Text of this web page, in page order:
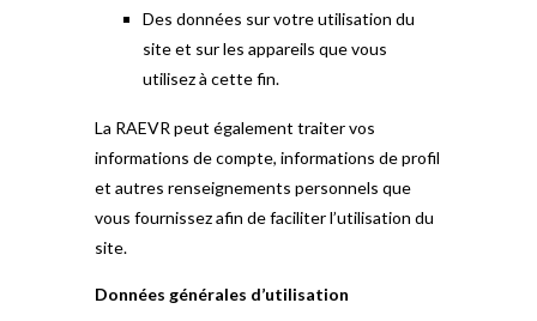
Des données sur votre utilisation du
site et sur les appareils que vous
utilisez à cette fin.
La RAEVR peut également traiter vos
informations de compte, informations de profil
et autres renseignements personnels que
vous fournissez afin de faciliter l’utilisation du
site.
Données générales d’utilisation